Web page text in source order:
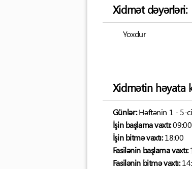
Xidmət dəyərləri:
Yoxdur
Xidmətin həyata
Günlər:Həftənin 1 - 5-
İşin başlama vaxtı:09:00
İşin bitmə vaxtı:18:00
Fasilənin başlama vaxtı:
Fasilənin bitmə vaxtı: